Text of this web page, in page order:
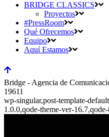
BRIDGE CLASSICS
Proyectos
#PressRoom
Qué Ofrecemos
Equipo
Aquí Estamos
Bridge - Agencia de
19611
wp-singular,post-template-
1.0.0,qode-theme-ver-